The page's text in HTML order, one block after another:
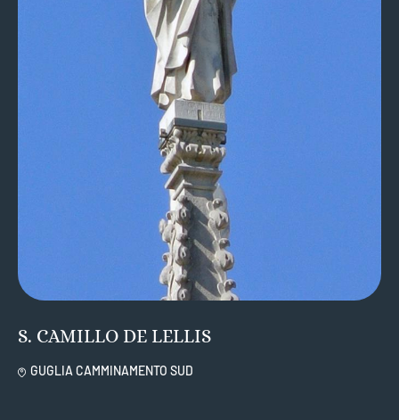
S. CAMILLO DE LELLIS
GUGLIA CAMMINAMENTO SUD